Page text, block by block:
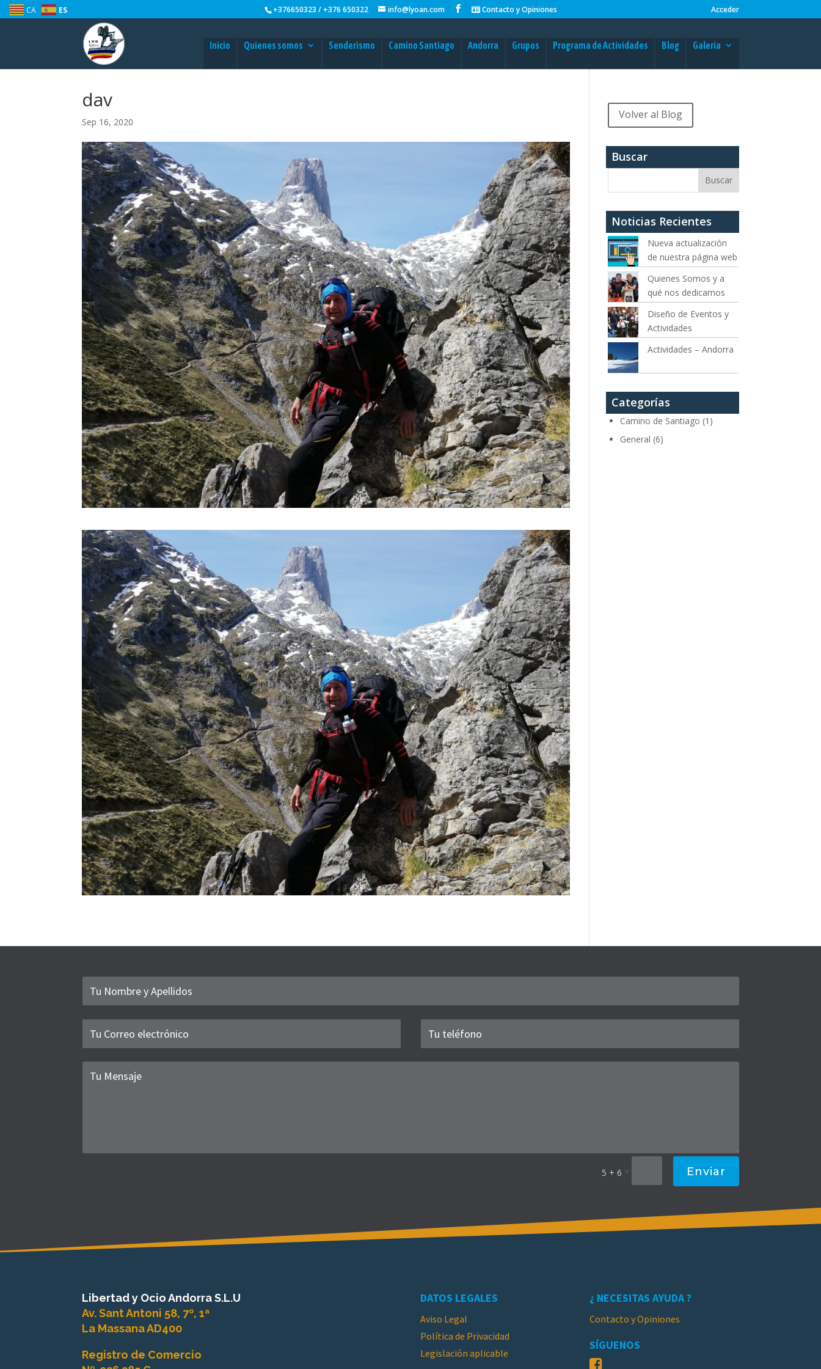
+376650323 / +376 650322 info@lyoan.com Contacto y Opiniones Acceder
Inicio Quienes somos Senderismo Camino Santiago Andorra Grupos Programa de Actividades Blog Galería
dav
Sep 16, 2020
Volver al Blog
Buscar
Noticias Recientes
Nueva actualización
de nuestra página web
Quienes Somos y a
qué nos dedicamos
Diseño de Eventos y
Actividades
Actividades – Andorra
Categorías
Camino de Santiago (1)
General (6)
5 + 6 = Enviar
Libertad y Ocio Andorra S.L.U
Av. Sant Antoni 58, 7º, 1ª
La Massana AD400
Registro de Comercio
DATOS LEGALES
Aviso Legal
Política de Privacidad
Legislación aplicable
¿ NECESITAS AYUDA ?
Contacto y Opiniones
SÍGUENOS
CA ES